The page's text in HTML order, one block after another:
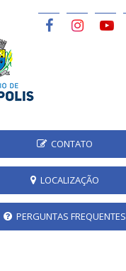
CONTATO
LOCALIZAÇÃO
PERGUNTAS FREQUENTES